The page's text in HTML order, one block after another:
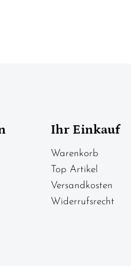
Ihr Einkauf
Warenkorb
Top Artikel
Versandkosten
Widerrufsrecht